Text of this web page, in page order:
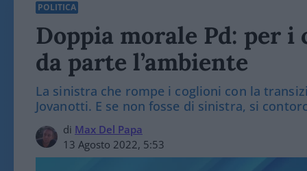
POLITICA
Doppia morale Pd: per
da parte l’ambiente
La sinistra che rompe i coglioni con la
Jovanotti. E se non fosse di sinistra, si
di Max Del Papa
13 Agosto 2022, 5:53